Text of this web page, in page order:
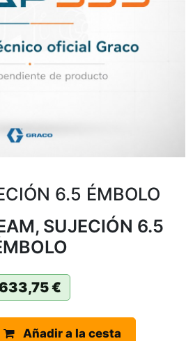
6.5 ÉMBOLO
SUJECIÓN 6.5
€
Añadir a la cesta